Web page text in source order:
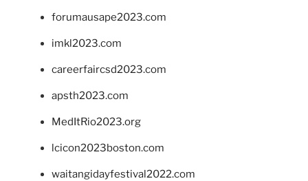
forumausape2023.com
imkl2023.com
careerfaircsd2023.com
apsth2023.com
MedItRio2023.org
lcicon2023boston.com
waitangidayfestival2022.com